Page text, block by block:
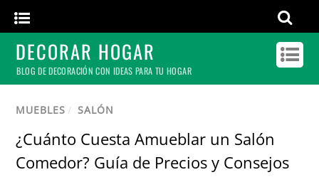
DECORAR HOGAR
BLOG DE DECORACIÓN CON IDEAS PARA TU HOGAR
MUEBLES / SALÓN
¿Cuánto Cuesta Amueblar un Salón
Comedor? Guía de Precios y Consejos